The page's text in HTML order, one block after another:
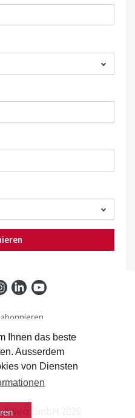
Ihnen das beste
Ausserdem
von Diensten
GmbH 2026